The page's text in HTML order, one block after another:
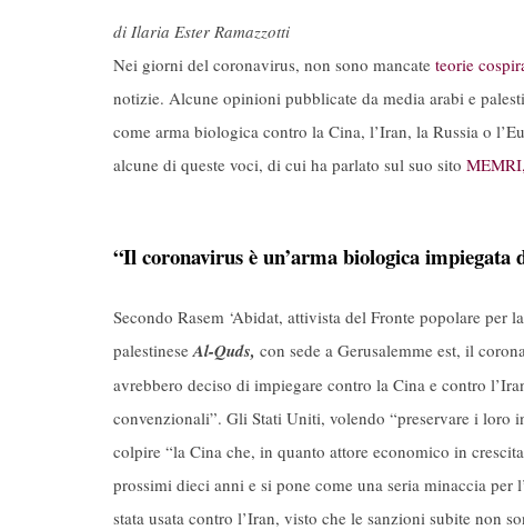
di Ilaria Ester Ramazzotti
Nei giorni del coronavirus, non sono mancate teorie
notizie. Alcune opinioni pubblicate da media arabi e
come arma biologica contro la Cina, l’Iran, la Russia o
alcune di queste voci, di cui ha parlato sul suo sito
“Il coronavirus è un’arma biologica impiegata
Secondo Rasem ‘Abidat, attivista del Fronte popolare
palestinese Al-Quds, con sede a Gerusalemme est, il
avrebbero deciso di impiegare contro la Cina e contro
convenzionali”. Gli Stati Uniti, volendo “preservare i loro
colpire “la Cina che, in quanto attore economico in
prossimi dieci anni e si pone come una seria minaccia per
stata usata contro l’Iran, visto che le sanzioni subite non